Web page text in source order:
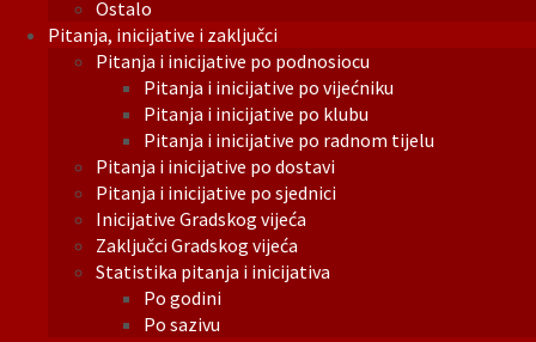
Ostalo
Pitanja, inicijative i zaključci
Pitanja i inicijative po podnosiocu
Pitanja i inicijative po vijećniku
Pitanja i inicijative po klubu
Pitanja i inicijative po radnom tijelu
Pitanja i inicijative po dostavi
Pitanja i inicijative po sjednici
Inicijative Gradskog vijeća
Zaključci Gradskog vijeća
Statistika pitanja i inicijativa
Po godini
Po sazivu